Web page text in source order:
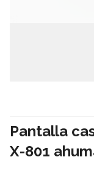
Pantalla
X-801